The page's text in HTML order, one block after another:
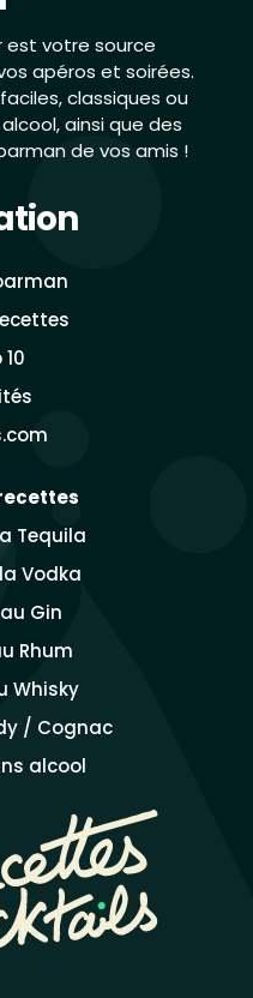
votre source
apéros et soirées.
classiques ou
ainsi que des
de vos amis !
10
Tequila
Vodka
Gin
Rhum
Whisky
/ Cognac
alcool